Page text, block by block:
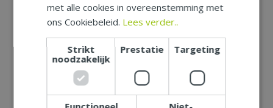
Naam (zichtbaar op website):*
Plaats (zichtbaar op website):
met alle cookies in overeenstemming met
ons Cookiebeleid. Lees verder..
Strikt
noodzakelijk
Prestatie Targeting